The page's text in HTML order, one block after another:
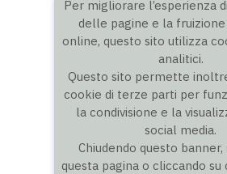
Per migliorare l’esperienza
delle pagine e la fruizione
online, questo sito utilizza
analitici.
Questo sito permette
cookie di terze parti per
la condivisione e la
social media.
Chiudendo questo
questa pagina o cliccando